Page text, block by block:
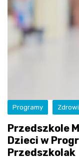
Programy
Przedszkole
Dzieci w
Przedszkolak